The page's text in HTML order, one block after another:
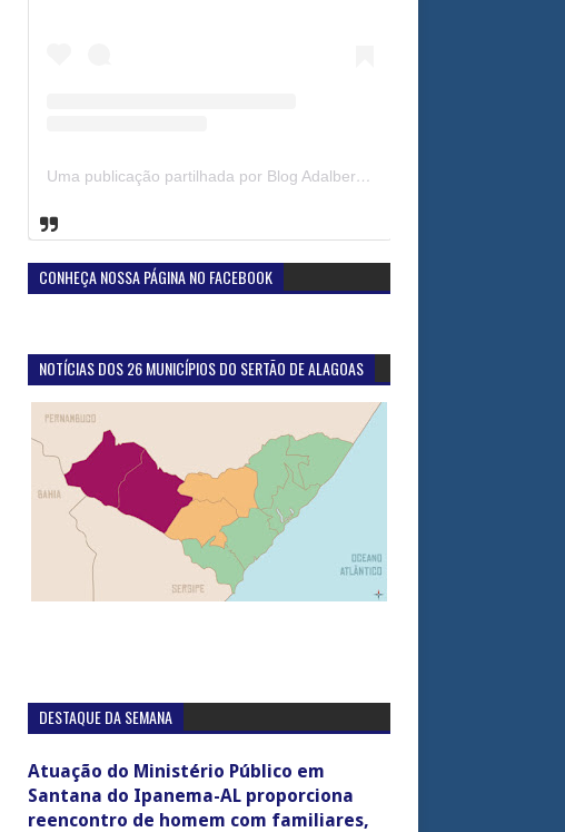
Uma publicação partilhada por Blog Adalberto Gomes Noticias (@blogadalbertogomesnoticiass)
CONHEÇA NOSSA PÁGINA NO FACEBOOK
NOTÍCIAS DOS 26 MUNICÍPIOS DO SERTÃO DE ALAGOAS
DESTAQUE DA SEMANA
Atuação do Ministério Público em
Santana do Ipanema-AL proporciona
reencontro de homem com familiares,